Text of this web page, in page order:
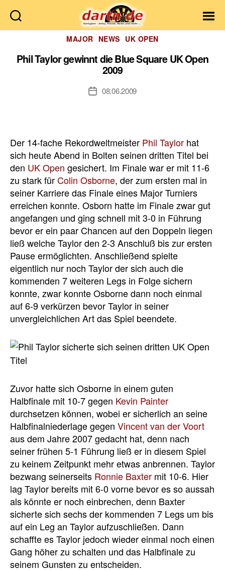
Dartn.de
Kategorien
MAJOR NEWS UK OPEN
Phil Taylor gewinnt die Blue Square UK Open
2009
Veröffentlichungsdatum
08.06.2009
Der 14-fache Rekordweltmeister Phil Taylor hat
sich heute Abend in Bolten seinen dritten Titel bei
den UK Open gesichert. Im Finale war er mit 11-6
zu stark fürColin Osborne, der zum ersten mal in
seiner Karriere das Finale eines Major Turniers
erreichen konnte. Osborn hatte im Finale zwar gut
angefangen und ging schnell mit 3-0 in Führung
bevor er ein paar Chancen auf den Doppeln liegen
ließ welche Taylor den 2-3 Anschluß bis zur ersten
Pause ermöglichten. Anschließend spielte
eigentlich nur noch Taylor der sich auch die
kommenden 7 weiteren Legs in Folge sichern
konnte, zwar konnte Osborne dann noch einmal
auf 6-9 verkürzen bevor Taylor in seiner
unvergleichlichen Art das Spiel beendete.
Zuvor hatte sich Osborne in einem guten
Halbfinale mit 10-7 gegen Kevin Painter
durchsetzen können, wobei er sicherlich an seine
Halbfinalniederlage gegen Vincent van der Voort
aus dem Jahre 2007 gedacht hat, denn nach
seiner frühen 5-1 Führung ließ er in diesem Spiel
zu keinem Zeitpunkt mehr etwas anbrennen. Taylor
bezwang seinerseits Ronnie Baxter mit 10-6. Hier
lag Taylor bereits mit 6-0 vorne bevor es so aussah
als könnte er noch einbrechen, denn Baxter
sicherte sich sechs der kommenden 7 Legs um bis
auf ein Leg an Taylor aufzuschließen. Dann
schaffte es Taylor jedoch wieder einmal noch einen
Gang höher zu schalten und das Halbfinale zu
seinem Gunsten zu entscheiden.